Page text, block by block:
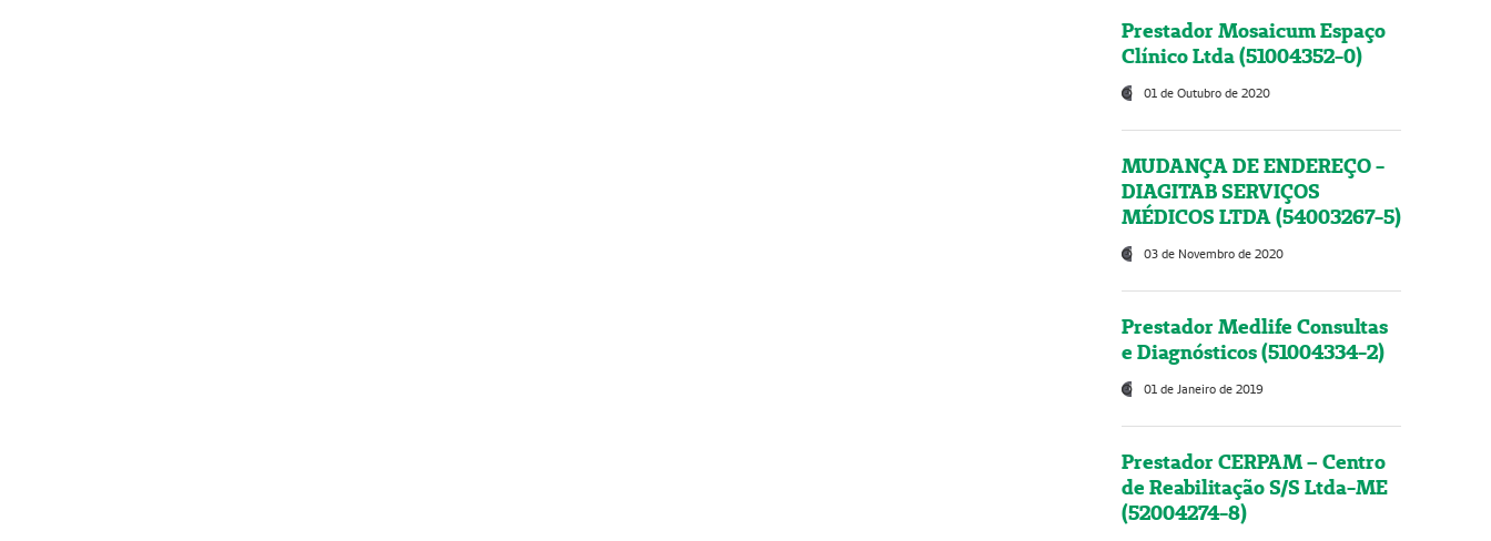
Prestador Mosaicum Espaço
Clínico Ltda (51004352-0)
01 de Outubro de 2020
MUDANÇA DE ENDEREÇO -
DIAGITAB SERVIÇOS
MÉDICOS LTDA (54003267-5)
03 de Novembro de 2020
Prestador Medlife Consultas
e Diagnósticos (51004334-2)
01 de Janeiro de 2019
Prestador CERPAM – Centro
de Reabilitação S/S Ltda-ME
(52004274-8)